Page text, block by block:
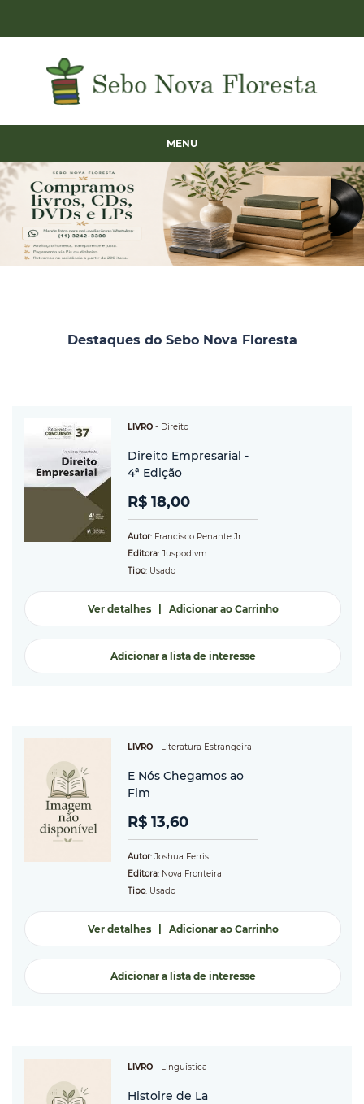
MENU
Destaques do Sebo Nova Floresta
LIVRO - Direito
Direito Empresarial -
4ª Edição
R$ 18,00
Autor: Francisco Penante Jr
Editora: Juspodivm
Tipo: Usado
Ver detalhes| Adicionar ao Carrinho
Adicionar a lista de interesse
LIVRO - Literatura Estrangeira
E Nós Chegamos ao
Fim
R$ 13,60
Autor: Joshua Ferris
Editora: Nova Fronteira
Tipo: Usado
Ver detalhes| Adicionar ao Carrinho
Adicionar a lista de interesse
LIVRO - Linguística
Histoire de La